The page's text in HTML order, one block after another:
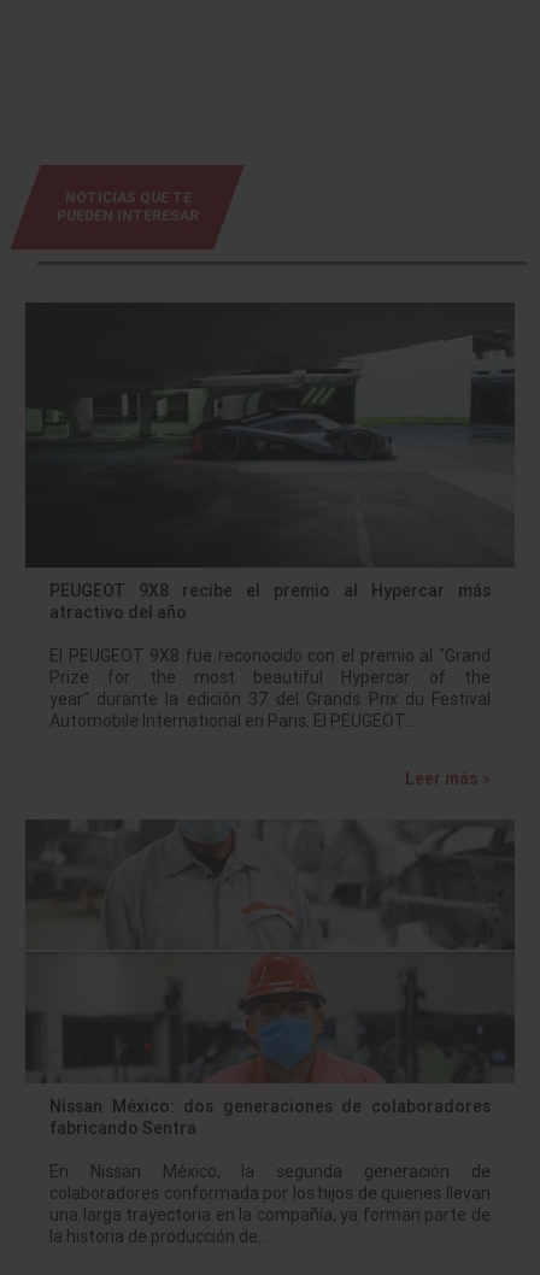
NOTICIAS QUE TE
PUEDEN INTERESAR
PEUGEOT 9X8 recibe el premio al Hypercar más
atractivo del año
El PEUGEOT 9X8 fue reconocido con el premio al "Grand
Prize for the most beautiful Hypercar of the
year" durante la edición 37 del Grands Prix du Festival
Automobile International en Paris. El PEUGEOT…
Leer más »
Nissan México: dos generaciones de colaboradores
fabricando Sentra
En Nissan México, la segunda generación de
colaboradores conformada por los hijos de quienes llevan
una larga trayectoria en la compañía, ya forman parte de
la historia de producción de…